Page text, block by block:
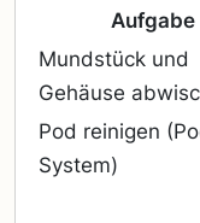
Aufgabe
Mundstück und
Gehäuse
Pod reinigen
System)